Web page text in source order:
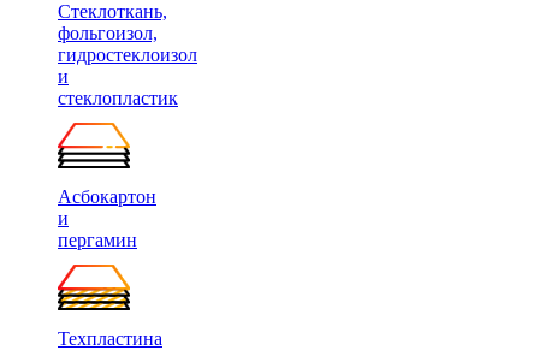
Стеклоткань,
фольгоизол,
гидростеклоизол
и
стеклопластик
Асбокартон
и
пергамин
Техпластина